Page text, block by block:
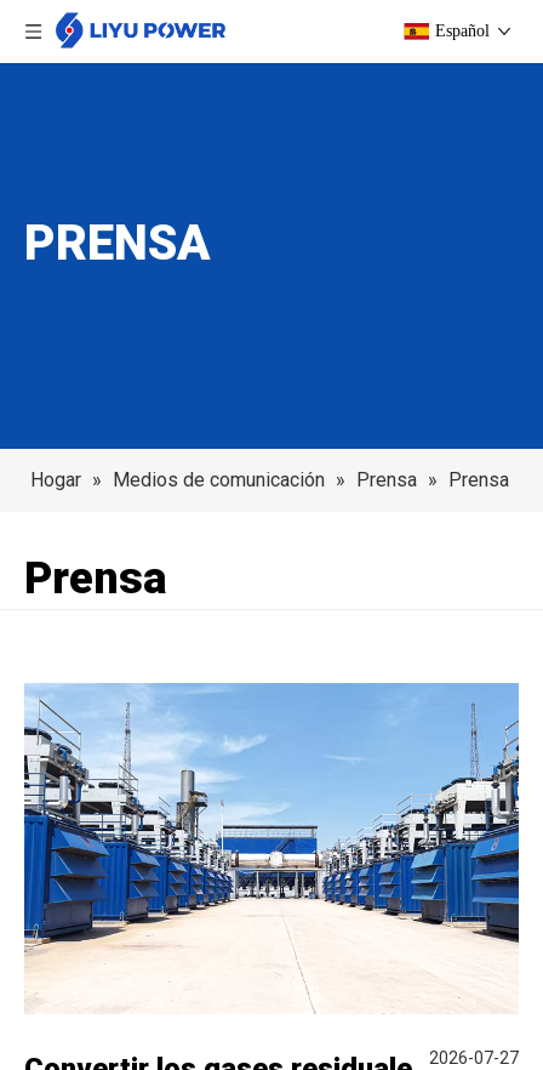
Español
PRENSA
Hogar » Medios de comunicación » Prensa » Prensa
Prensa
2026-07-27